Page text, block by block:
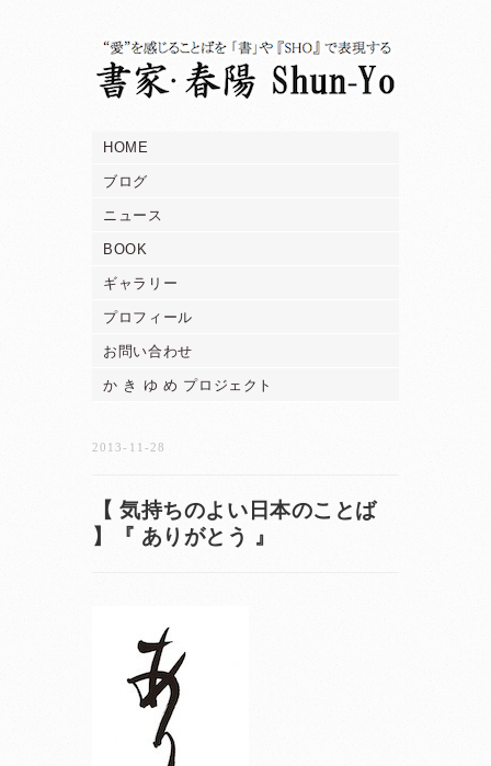
HOME
ブログ
ニュース
BOOK
ギャラリー
プロフィール
お問い合わせ
か き ゆ め プロジェクト
2013-11-28
【 気持ちのよい日本のことば
】『 ありがとう 』